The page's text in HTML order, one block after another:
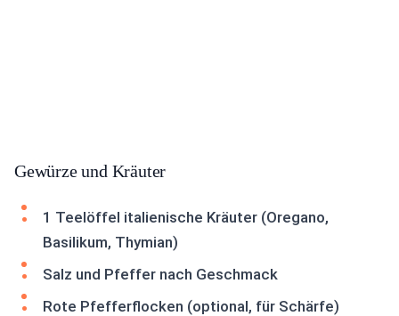
Gewürze und Kräuter
1 Teelöffel italienische Kräuter (Oregano,
Basilikum, Thymian)
Salz und Pfeffer nach Geschmack
Rote Pfefferflocken (optional, für Schärfe)